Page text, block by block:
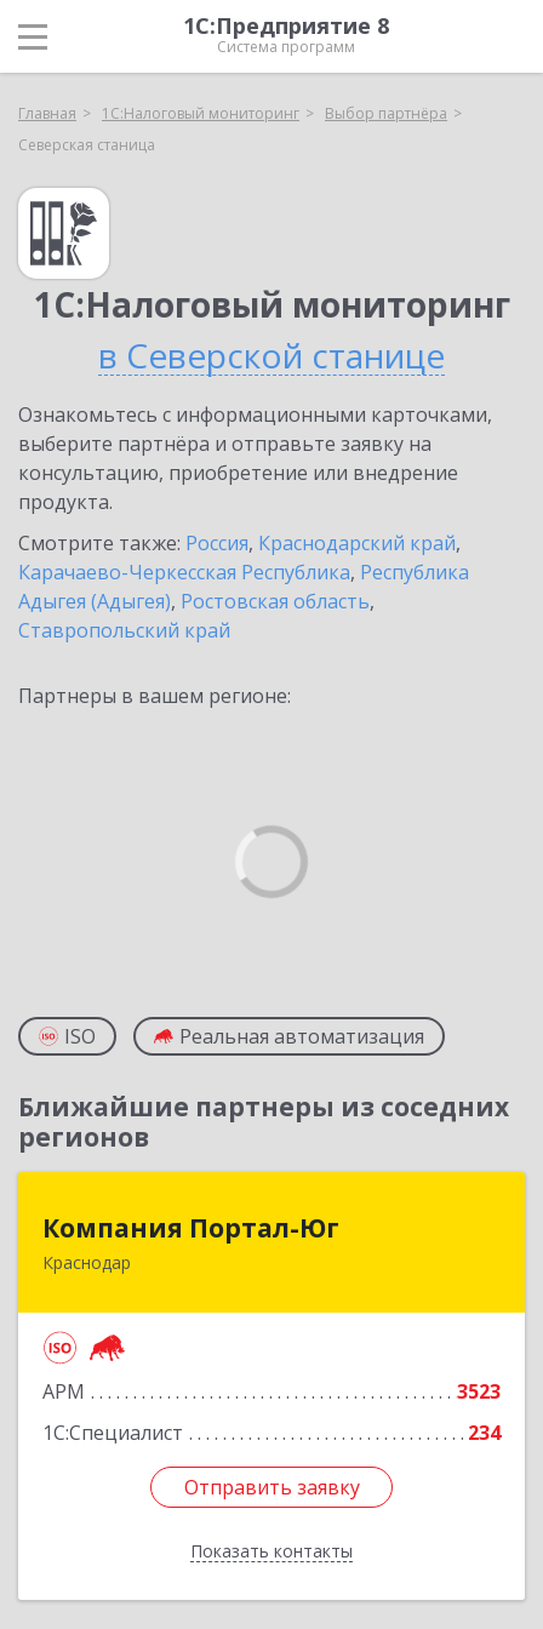
1С:Предприятие 8
Система программ
Главная 1С:Налоговый мониторинг
Выбор партнёра
Северская станица
1С:Налоговый мониторинг
в Северской станице
Ознакомьтесь с информационными карточками,
выберите партнёра и отправьте заявку на
консультацию, приобретение или внедрение
продукта.
Смотрите также: Россия, Краснодарский край,
Карачаево-Черкесская Республика, Республика
Адыгея (Адыгея), Ростовская область,
Ставропольский край
Партнеры в вашем регионе:
ISO Реальная автоматизация
Ближайшие партнеры из соседних
регионов
Компания Портал-Юг
Краснодар
АРМ
3523
1С:Специалист
234
Отправить заявку
Показать контакты
350020, Краснодарский край, Краснодар г,
Отправить заявку
Назад